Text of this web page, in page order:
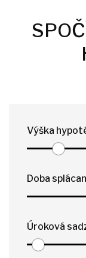
Výška
Doba
Úroková